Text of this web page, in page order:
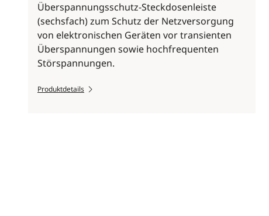
Überspannungsschutz-Steckdosenleiste
(sechsfach) zum Schutz der Netzversorgung
von elektronischen Geräten vor transienten
Überspannungen sowie hochfrequenten
Störspannungen.
Produktdetails